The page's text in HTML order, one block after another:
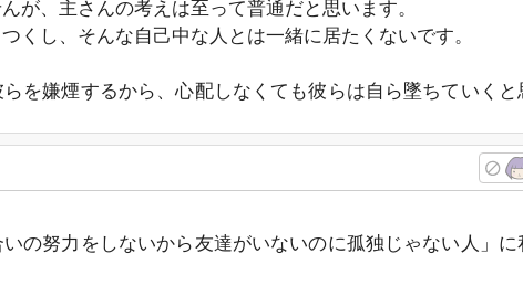
が、主さんの考えは至って普通だと思います。
くし、そんな自己中な人とは一緒に居たくないです。
を嫌煙するから、心配しなくても彼らは自ら墜ちていくと
の努力をしないから友達がいないのに孤独じゃない人」に